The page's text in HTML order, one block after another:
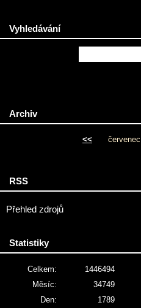
Vyhledávání
Archiv
<<
RSS
Přehled zdrojů
Statistiky
Celkem:
1446494
Měsíc:
34749
Den:
1789